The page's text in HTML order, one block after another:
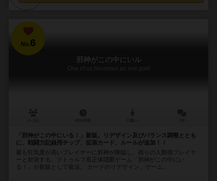
No.6
邪神がこの中にいル
One of us becomes an evil god!
「邪神がこの中にいる！」新版。リデザイン及びバランス調整ととも
に、戦闘力記録用チップ、拡張カード、ルールが追加！！
最も狂気度が高いプレイヤーに邪神が降臨し、残りの人類側プレイヤ
ーと対決する。クトゥルフ系正体隠匿ゲーム「邪神がこの中にい
る！」が新版として復活。 カードのリデザイン、ゲーム...